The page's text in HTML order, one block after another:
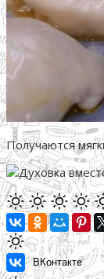
Получаются
ВКонтакте